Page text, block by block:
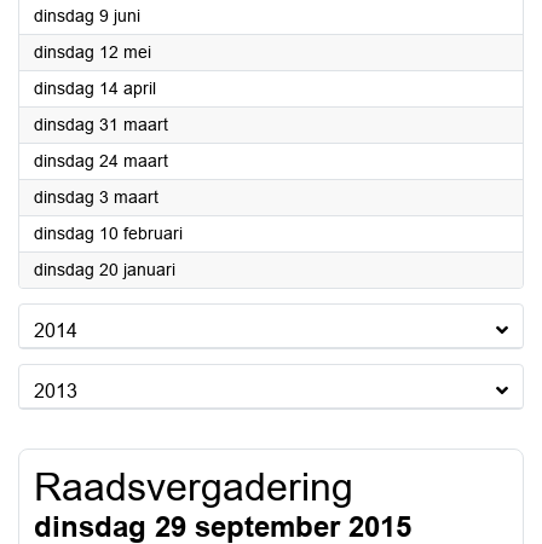
dinsdag 9 juni2015
dinsdag 12 mei2015
dinsdag 14 april2015
dinsdag 31 maart2015
dinsdag 24 maart2015
dinsdag 3 maart2015
dinsdag 10 februari2015
dinsdag 20 januari2015
2014
2013
Raadsvergadering
dinsdag 29 september 2015